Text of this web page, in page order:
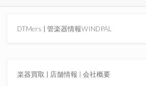
DTMers | 管楽器情報WINDPAL
楽器買取 | 店舗情報 | 会社概要